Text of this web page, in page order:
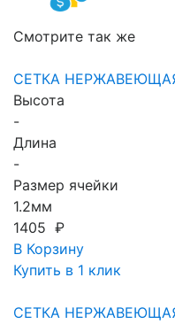
Смотрите так же
СЕТКА
Высота
-
Длина
-
Размер ячейки
1.2мм
1405 ₽
В Корзину
Купить в 1 клик
СЕТКА